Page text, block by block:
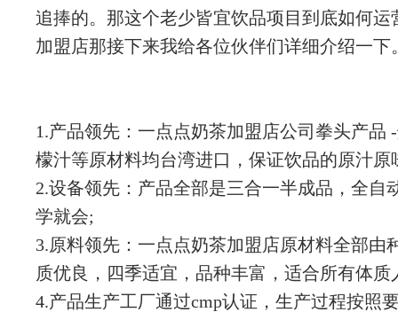
追捧的。那这个老少皆宜饮品项目到底如何运
加盟店那接下来我给各位伙伴们详细介绍一下
1.产品领先：一点点奶茶加盟店公司拳头产品
檬汁等原材料均台湾进口，保证饮品的原汁原
2.设备领先：产品全部是三合一半成品，全自
学就会;
3.原料领先：一点点奶茶加盟店原材料全部由
质优良，四季适宜，品种丰富，适合所有体质
4.产品生产工厂通过cmp认证，生产过程按照